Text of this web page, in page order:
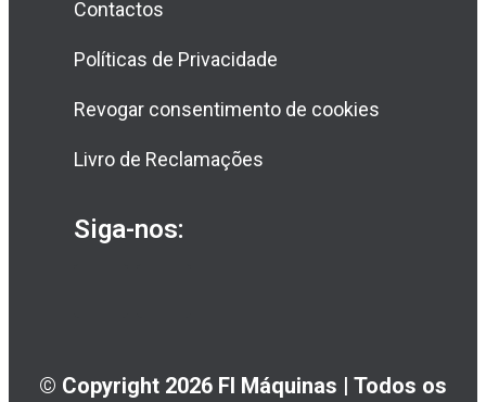
Contactos
Políticas de Privacidade
Revogar consentimento de cookies
Livro de Reclamações
Siga-nos:
© Copyright 2026 FI Máquinas | Todos os